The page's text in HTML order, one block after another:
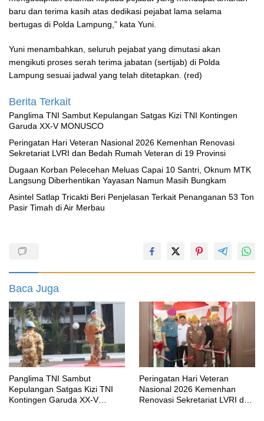
baru dan terima kasih atas dedikasi pejabat lama selama
bertugas di Polda Lampung,” kata Yuni.
Yuni menambahkan, seluruh pejabat yang dimutasi akan
mengikuti proses serah terima jabatan (sertijab) di Polda
Lampung sesuai jadwal yang telah ditetapkan. (red)
Berita Terkait
Panglima TNI Sambut Kepulangan Satgas Kizi TNI Kontingen
Garuda XX-V MONUSCO
Peringatan Hari Veteran Nasional 2026 Kemenhan Renovasi
Sekretariat LVRI dan Bedah Rumah Veteran di 19 Provinsi
‎Dugaan Korban Pelecehan Meluas Capai 10 Santri, Oknum MTK
Langsung Diberhentikan Yayasan Namun Masih Bungkam
Asintel Satlap Tricakti Beri Penjelasan Terkait Penanganan 53 Ton
Pasir Timah di Air Merbau
Baca Juga
Panglima TNI Sambut
Kepulangan Satgas Kizi TNI
Kontingen Garuda XX-V
Peringatan Hari Veteran
Nasional 2026 Kemenhan
Renovasi Sekretariat LVRI dan